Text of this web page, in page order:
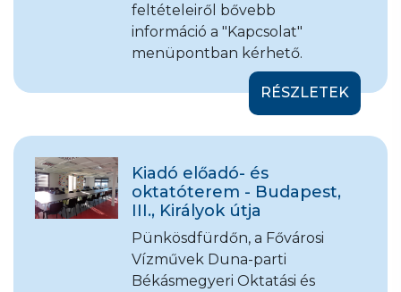
feltételeiről bővebb
információ a "Kapcsolat"
menüpontban kérhető.
RÉSZLETEK
Kiadó előadó- és
oktatóterem - Budapest,
III., Királyok útja
Pünkösdfürdőn, a Fővárosi
Vízművek Duna-parti
Békásmegyeri Oktatási és